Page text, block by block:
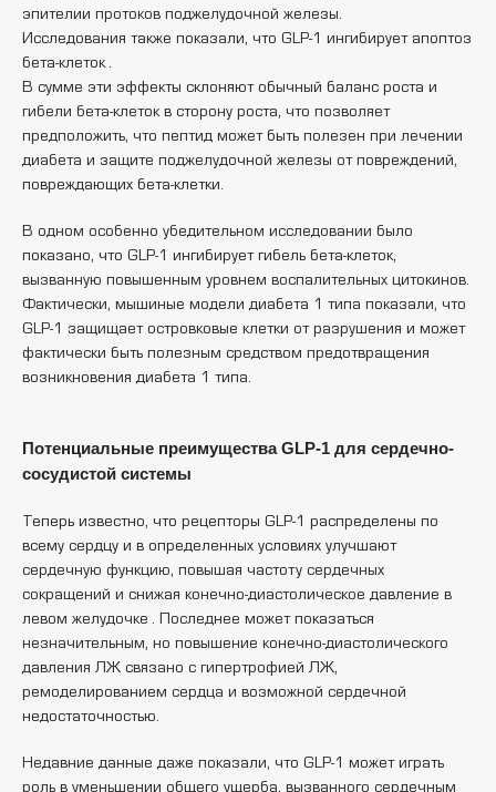
эпителии протоков поджелудочной железы.
Исследования также показали, что GLP-1 ингибирует апоптоз
бета-клеток .
В сумме эти эффекты склоняют обычный баланс роста и
гибели бета-клеток в сторону роста, что позволяет
предположить, что пептид может быть полезен при лечении
диабета и защите поджелудочной железы от повреждений,
повреждающих бета-клетки.
В одном особенно убедительном исследовании было
показано, что GLP-1 ингибирует гибель бета-клеток,
вызванную повышенным уровнем воспалительных цитокинов.
Фактически, мышиные модели диабета 1 типа показали, что
GLP-1 защищает островковые клетки от разрушения и может
фактически быть полезным средством предотвращения
возникновения диабета 1 типа.
Потенциальные преимущества GLP-1 для сердечно-
сосудистой системы
Теперь известно, что рецепторы GLP-1 распределены по
всему сердцу и в определенных условиях улучшают
сердечную функцию, повышая частоту сердечных
сокращений и снижая конечно-диастолическое давление в
левом желудочке . Последнее может показаться
незначительным, но повышение конечно-диастолического
давления ЛЖ связано с гипертрофией ЛЖ,
ремоделированием сердца и возможной сердечной
недостаточностью.
Недавние данные даже показали, что GLP-1 может играть
роль в уменьшении общего ущерба, вызванного сердечным